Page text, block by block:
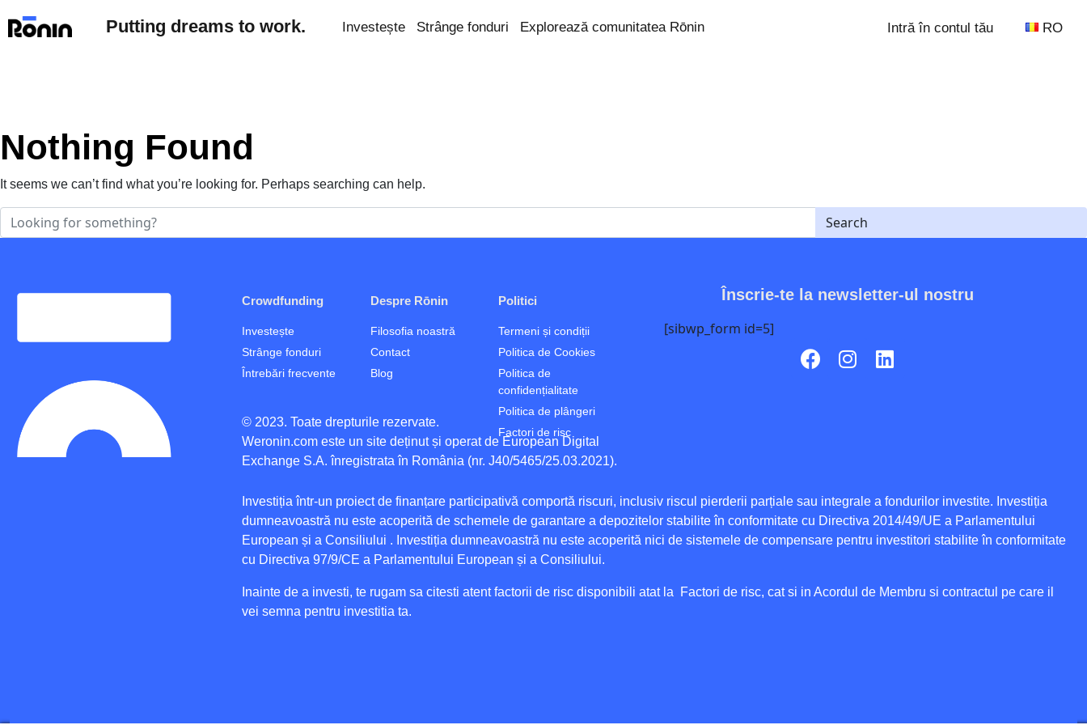
Putting dreams to work. Investește Strânge fonduri Explorează comunitatea Rōnin Intră în contul tău RO
Nothing Found
It seems we can’t find what you’re looking for. Perhaps searching can help.
Crowdfunding
Investește
Strânge fonduri
Întrebări frecvente
Despre Rōnin
Filosofia noastră
Contact
Blog
Politici
Termeni și condiții
Politica de Cookies
Politica de
confidențialitate
Politica de plângeri
Factori de risc
Înscrie-te la newsletter-ul nostru
[sibwp_form id=5]
© 2023. Toate drepturile rezervate.
Weronin.com este un site deținut și operat de European Digital
Exchange S.A. înregistrata în România (nr. J40/5465/25.03.2021).
Investiția într-un proiect de finanțare participativă comportă riscuri, inclusiv riscul pierderii parțiale sau integrale a fondurilor investite. Investiția
dumneavoastră nu este acoperită de schemele de garantare a depozitelor stabilite în conformitate cu Directiva 2014/49/UE a Parlamentului
European și a Consiliului . Investiția dumneavoastră nu este acoperită nici de sistemele de compensare pentru investitori stabilite în conformitate
cu Directiva 97/9/CE a Parlamentului European și a Consiliului.
Inainte de a investi, te rugam sa citesti atent factorii de risc disponibili atat la Factori de risc, cat si in Acordul de Membru si contractul pe care il
vei semna pentru investitia ta.